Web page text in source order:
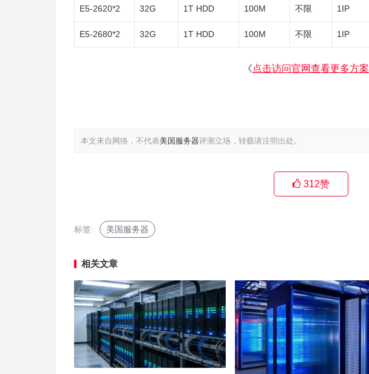
E5-2620*2 32G 1T HDD 100M 不限 1IP
E5-2680*2 32G 1T HDD 100M 不限 1IP
《点击访问官网查看更多方案
本文来自网络，不代表美国服务器评测立场，转载请注明出处。
312赞
标签: 美国服务器
相关文章